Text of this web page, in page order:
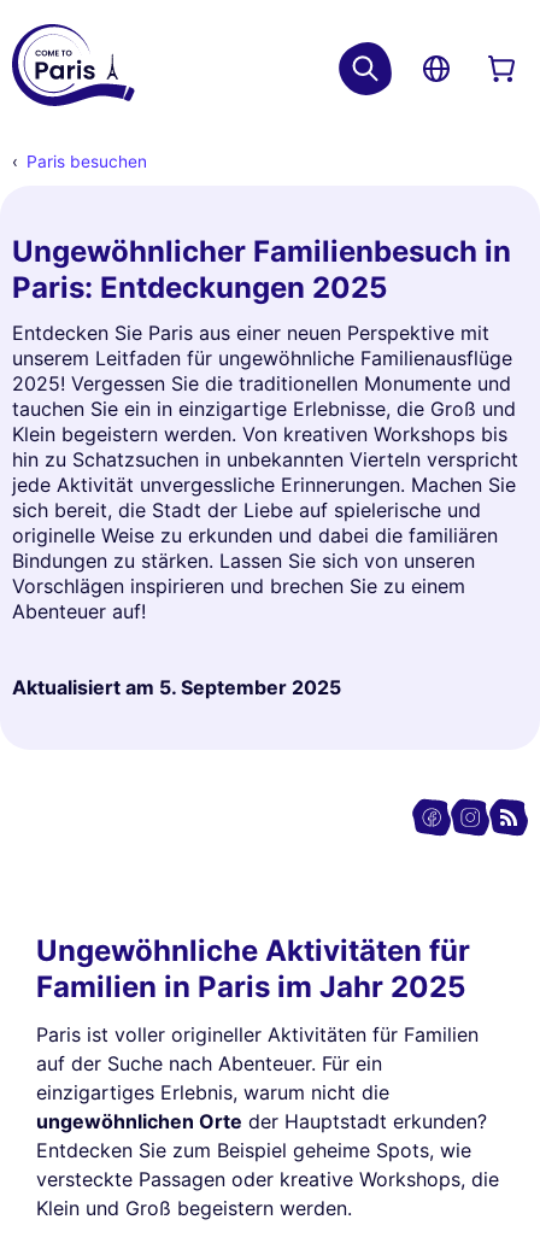
Paris besuchen
Ungewöhnlicher Familienbesuch in
Paris: Entdeckungen 2025
Entdecken Sie Paris aus einer neuen Perspektive mit
unserem Leitfaden für ungewöhnliche Familienausflüge
2025! Vergessen Sie die traditionellen Monumente und
tauchen Sie ein in einzigartige Erlebnisse, die Groß und
Klein begeistern werden. Von kreativen Workshops bis
hin zu Schatzsuchen in unbekannten Vierteln verspricht
jede Aktivität unvergessliche Erinnerungen. Machen Sie
sich bereit, die Stadt der Liebe auf spielerische und
originelle Weise zu erkunden und dabei die familiären
Bindungen zu stärken. Lassen Sie sich von unseren
Vorschlägen inspirieren und brechen Sie zu einem
Abenteuer auf!
Aktualisiert am 5. September 2025
Ungewöhnliche Aktivitäten für
Familien in Paris im Jahr 2025
Paris ist voller origineller Aktivitäten für Familien
auf der Suche nach Abenteuer. Für ein
einzigartiges Erlebnis, warum nicht die
ungewöhnlichen Orte der Hauptstadt erkunden?
Entdecken Sie zum Beispiel geheime Spots, wie
versteckte Passagen oder kreative Workshops, die
Klein und Groß begeistern werden.